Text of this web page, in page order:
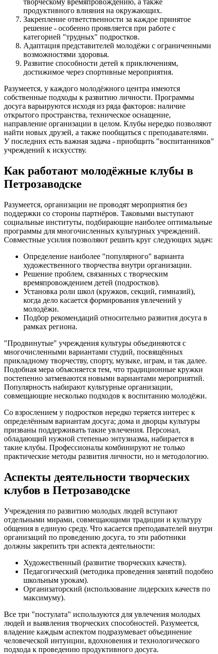
творческому времяпровождению, а также
продуктивного влияния на окружающих.
Закрепление ответственности за каждое принятое
решение - особенно проявляется при работе с
категорией "трудных" подростков.
Адаптация представителей молодёжи с ограниченными
возможностями здоровья.
Развитие способности детей к приключениям,
достижимое через спортивные мероприятия.
Разумеется, у каждого молодёжного центра имеются
собственные подходы к развитию личности. Программы
досуга варьируются исходя из ряда факторов: наличие
открытого пространства, техническое оснащение,
направление организации в целом. Клубы нередко позволяют
найти новых друзей, а также пообщаться с преподавателями.
У последних есть важная задача - приобщить "воспитанников"
учреждений к искусству.
Как работают молодёжные клубы в
Петрозаводске
Разумеется, организации не проводят мероприятия без
поддержки со стороны партнёров. Таковыми выступают
социальные институты, подбирающие наиболее оптимальные
программы для многочисленных культурных учреждений.
Совместные усилия позволяют решить круг следующих задач:
Определение наиболее "популярного" варианта
художественного творчества внутри организации.
Решение проблем, связанных с творческим
времяпровождением детей (подростков).
Установка роли школ (кружков, секций, гимназий),
когда дело касается формирования увлечений у
молодёжи.
Подбор рекомендаций относительно развития досуга в
рамках региона.
"Продвинутые" учреждения культуры объединяются с
многочисленными вариантами студий, посвящённых
прикладному творчеству, спорту, музыке, играм, и так далее.
Подобная мера объясняется тем, что традиционные кружки
постепенно затмеваются новыми вариантами мероприятий.
Популярность набирают культурные организации,
совмещающие несколько подходов к воспитанию молодёжи.
Со взрослением у подростков нередко теряется интерес к
определённым вариантам досуга; дома и дворцы культуры
призваны поддерживать такие увлечения. Персонал,
обладающий нужной степенью энтузиазма, набирается в
такие клубы. Профессионалы комбинируют не только
практические методы развития личности, но и методологию.
Аспекты деятельности творческих
клубов в Петрозаводске
Учреждения по развитию молодых людей вступают
отдельными мирами, совмещающими традиции и культуру
общения в единую среду. Что касается преподавателей внутри
организаций по проведению досуга, то эти работники
должны закрепить три аспекта деятельности:
Художественный (развитие творческих качеств).
Педагогический (методика проведения занятий подобно
школьным урокам).
Организаторский (использование лидерских качеств по
максимуму).
Все три "постулата" используются для увлечения молодых
людей и выявления творческих способностей. Разумеется,
владение каждым аспектом подразумевает объединение
человеческой интуиции, вдохновения и технологического
подхода к проведению продуктивного досуга.